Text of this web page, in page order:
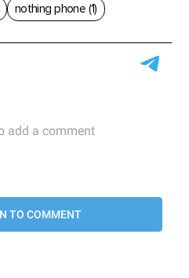
nothing phone (1)